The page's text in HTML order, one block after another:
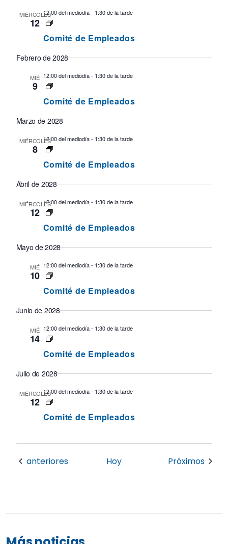
MIÉRCOLES
12
12:00 del mediodía- 1:30 de la tarde
Comité de Empleados
Febrero de 2028
MIÉ
9
12:00 del mediodía- 1:30 de la tarde
Comité de Empleados
Marzo de 2028
MIÉRCOLES
8
12:00 del mediodía- 1:30 de la tarde
Comité de Empleados
Abril de 2028
MIÉRCOLES
12
12:00 del mediodía- 1:30 de la tarde
Comité de Empleados
Mayo de 2028
MIÉ
10
12:00 del mediodía- 1:30 de la tarde
Comité de Empleados
Junio de 2028
MIÉ
14
12:00 del mediodía- 1:30 de la tarde
Comité de Empleados
Julio de 2028
MIÉRCOLES
12
12:00 del mediodía- 1:30 de la tarde
Comité de Empleados
Eventos
anteriores Hoy Próximos